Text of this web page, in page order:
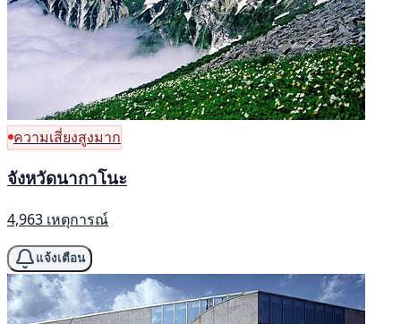
ความเสี่ยงสูงมาก
จังหวัดนากาโนะ
4,963 เหตุการณ์
แจ้งเตือน